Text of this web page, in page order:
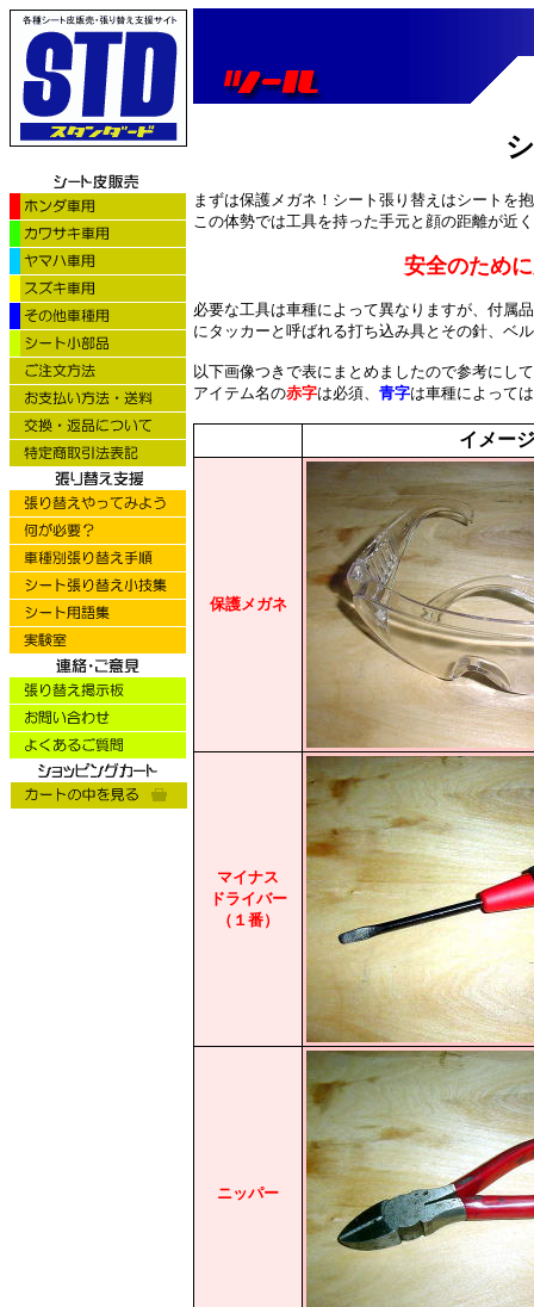
まずは保護メガネ！シート張り替えはシートを
この体勢では工具を持った手元と顔の距離が
安全のため
必要な工具は車種によって異なりますが、付属
にタッカーと呼ばれる打ち込み具とその針、ベ
以下画像つきで表にまとめましたので参考にし
アイテム名の赤字は必須、 青字は車種によって
イメージ
保護メガネ
マイナス
ドライバー
（１番）
ニッパー